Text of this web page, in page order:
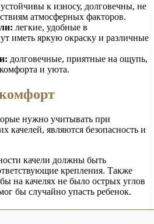
устойчивы к износу, долговечны, не
атмосферных факторов.
легкие, удобные в
иметь яркую окраску и различные
долговечные, приятные на ощупь,
и уюта.
нужно учитывать при
качелей, являются безопасность и
качели должны быть
крепления. Также
на качелях не было острых углов
бы случайно упасть ребенок.